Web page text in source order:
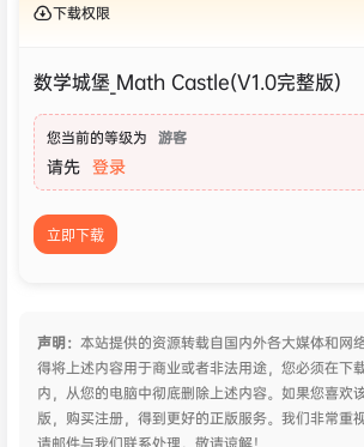
下载权限
数学城堡_Math Castle(V1.0完整版)
您当前的等级为 游客
请先 登录
立即下载
声明： 本站提供的资源转载自国内外各大媒体和网
得将上述内容用于商业或者非法用途，您必须在下
内，从您的电脑中彻底删除上述内容。如果您喜欢
版，购买注册，得到更好的正版服务。我们非常重
请邮件与我们联系处理。敬请谅解！